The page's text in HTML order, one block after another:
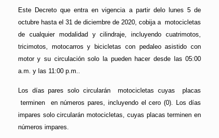
Este Decreto que entra en vigencia a partir delo lunes 5 de
octubre hasta el 31 de diciembre de 2020, cobija a motocicletas
de cualquier modalidad y cilindraje, incluyendo cuatrimotos,
tricimotos, motocarros y bicicletas con pedaleo asistido con
motor y su circulación solo la pueden hacer desde las 05:00
a.m. y las 11:00 p.m..
Los días pares solo circularán motocicletas cuyas placas
terminen en números pares, incluyendo el cero (0). Los días
impares solo circularán motocicletas, cuyas placas terminen en
números impares.